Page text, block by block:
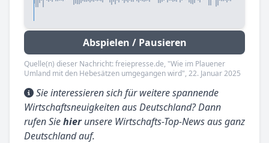
Abspielen / Pausieren
Quelle(n) dieser Nachricht: freiepresse.de, "Wie im Plauener
Umland mit den Hebesätzen umgegangen wird", 22. Januar 2025
Sie interessieren sich für weitere spannende
Wirtschaftsneuigkeiten aus Deutschland? Dann
rufen Siehierunsere Wirtschafts-Top-News aus ganz
Deutschland auf.